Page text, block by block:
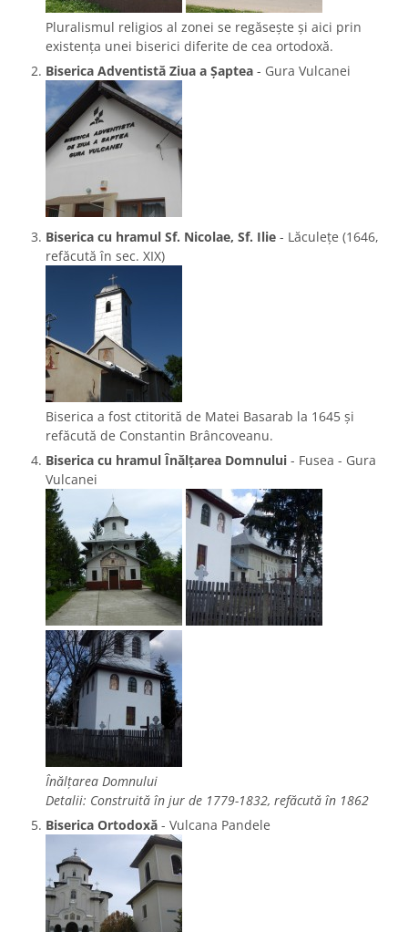
Pluralismul religios al zonei se regăsește și aici prin
existența unei biserici diferite de cea ortodoxă.
Biserica Adventistă Ziua a Șaptea - Gura Vulcanei
Biserica cu hramul Sf. Nicolae, Sf. Ilie - Lăculețe (1646,
refăcută în sec. XIX)
Biserica a fost ctitorită de Matei Basarab la 1645 și
refăcută de Constantin Brâncoveanu.
Biserica cu hramul Înălţarea Domnului - Fusea - Gura
Vulcanei
Înălţarea Domnului
Detalii: Construită în jur de 1779-1832, refăcută în 1862
Biserica Ortodoxă - Vulcana Pandele